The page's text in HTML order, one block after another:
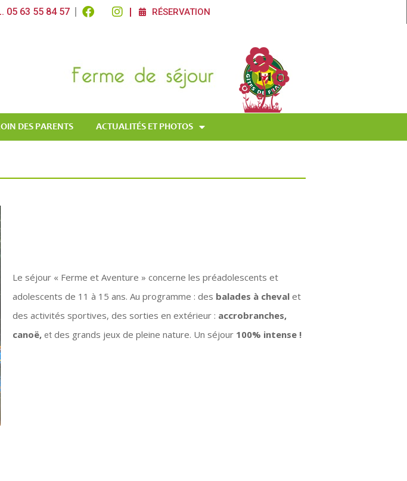
05 63 55 84 57 RÉSERVATION
DES PARENTS ACTUALITÉS ET PHOTOS
Le séjour « Ferme et Aventure » concerne les préadolescents et
adolescents de 11 à 15 ans. Au programme : des balades à cheval et
des activités sportives, des sorties en extérieur : accrobranches,
canoë, et des grands jeux de pleine nature. Un séjour 100% intense !